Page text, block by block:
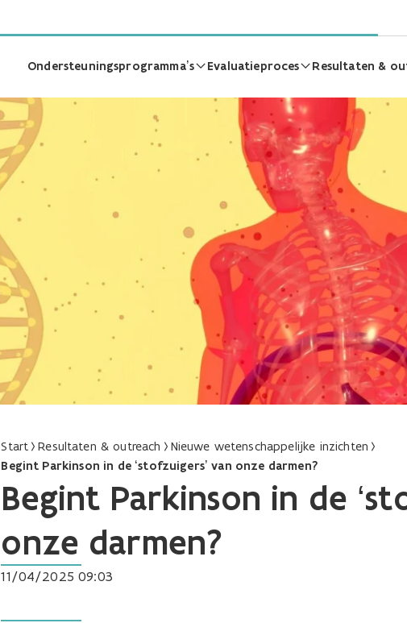
Ondersteuningsprogramma’s Evaluatieproces Resultaten &
Start Resultaten & outreach
Nieuwe wetenschappelijke inzichten
Begint Parkinson in de ‘stofzuigers’ van onze darmen?
Begint Parkinson in de
onze darmen?
11/04/2025 09:03